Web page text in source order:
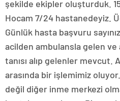
şekilde ekipler oluşturduk.
Hocam 7/24 hastanedeyiz.
Günlük hasta başvuru
acilden ambulansla gelen
tanısı alıp gelenler mevcut.
arasında bir işlemimiz
değil diğer inme merkezi